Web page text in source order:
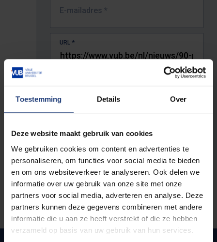
Toestemming Details Over
Deze website maakt gebruik van cookies
We gebruiken cookies om content en advertenties te
personaliseren, om functies voor social media te bieden
en om ons websiteverkeer te analyseren. Ook delen we
informatie over uw gebruik van onze site met onze
partners voor social media, adverteren en analyse. Deze
partners kunnen deze gegevens combineren met andere
informatie die u aan ze heeft verstrekt of die ze hebben
verzameld op basis van uw gebruik van hun services.
E-mailadres *
URL *
De volledige URL van de pagina waar je de fout zag.